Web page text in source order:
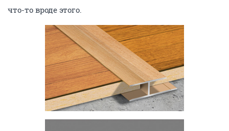
что-то вроде этого.